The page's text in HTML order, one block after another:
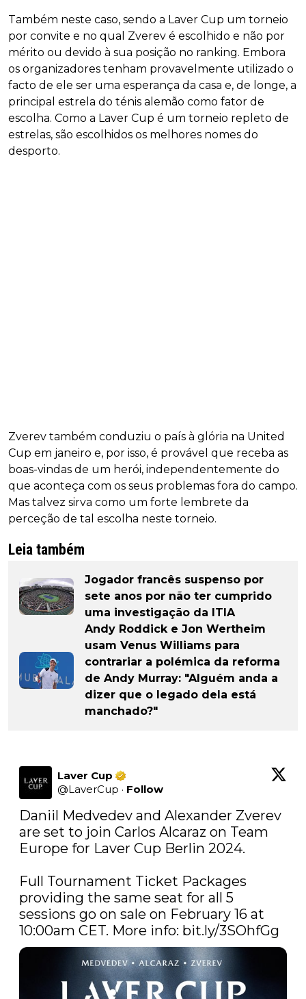
Também neste caso, sendo a Laver Cup um torneio
por convite e no qual Zverev é escolhido e não por
mérito ou devido à sua posição no ranking. Embora
os organizadores tenham provavelmente utilizado o
facto de ele ser uma esperança da casa e, de longe, a
principal estrela do ténis alemão como fator de
escolha. Como a Laver Cup é um torneio repleto de
estrelas, são escolhidos os melhores nomes do
desporto.
Zverev também conduziu o país à glória na United
Cup em janeiro e, por isso, é provável que receba as
boas-vindas de um herói, independentemente do
que aconteça com os seus problemas fora do campo.
Mas talvez sirva como um forte lembrete da
perceção de tal escolha neste torneio.
Leia também
Jogador francês suspenso por
sete anos por não ter cumprido
uma investigação da ITIA
Andy Roddick e Jon Wertheim
usam Venus Williams para
contrariar a polémica da reforma
de Andy Murray: "Alguém anda a
dizer que o legado dela está
manchado?"
Laver Cup
@LaverCup · Follow
Daniil Medvedev and Alexander Zverev
are set to join Carlos Alcaraz on Team
Europe for Laver Cup Berlin 2024.
Full Tournament Ticket Packages
providing the same seat for all 5
sessions go on sale on February 16 at
10:00am CET. More info: bit.ly/3SOhfGg